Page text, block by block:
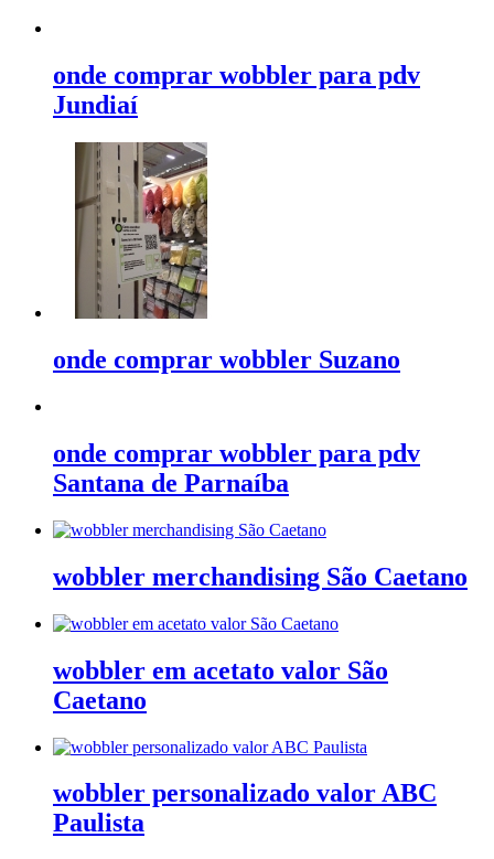
onde comprar wobbler para pdv
Jundiaí
onde comprar wobbler Suzano
onde comprar wobbler para pdv
Santana de Parnaíba
wobbler merchandising São Caetano
wobbler em acetato valor São
Caetano
wobbler personalizado valor ABC
Paulista